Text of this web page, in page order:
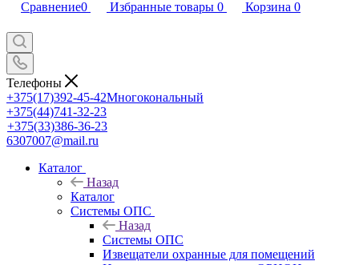
Сравнение0 Избранные товары 0 Корзина 0
Телефоны
+375(17)392-45-42Многокональный
+375(44)741-32-23
+375(33)386-36-23
6307007@mail.ru
Каталог
Назад
Каталог
Системы ОПС
Назад
Системы ОПС
Извещатели охранные для помещений